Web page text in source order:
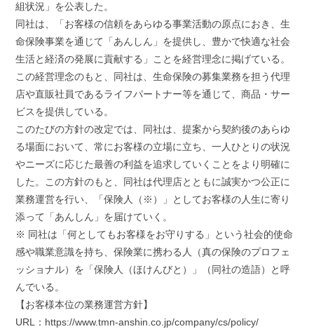
o
k
r
組状況」を公表した。
同社は、「お客様の信頼をあらゆる事業活動の原点におき、生
命保険事業を通じて「あんしん」を提供し、豊かで快適な社会
生活と経済の発展に貢献する」ことを経営理念に掲げている。
この経営理念のもと、同社は、生命保険の募集業務を担う代理
店や直販社員であるライフパートナー等を通じて、商品・サー
ビスを提供している。
このたびの方針の改定では、同社は、提案から契約後のあらゆ
る場面において、常にお客様の立場に立ち、一人ひとりの状況
やニーズに応じた最善の利益を追求していくことをより明確に
した。この方針のもと、同社は代理店とともに誠実かつ公正に
業務運営を行い、「保険人（※）」としてお客様の人生に寄り
添って「あんしん」を届けていく。
※ 同社は「何としてもお客様をお守りする」という社会的使命
感や職業意識を持ち、保険業に携わる人（真の保険のプロフェ
ッショナル）を「保険人（ほけんびと）」（同社の造語）と呼
んでいる。
【お客様本位の業務運営方針】
URL：https://www.tmn-anshin.co.jp/company/cs/policy/